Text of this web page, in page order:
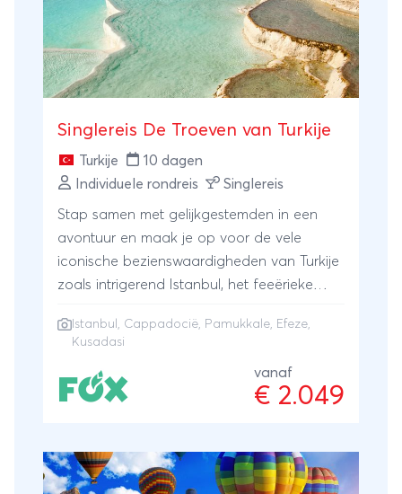
adembenemend mooi!
Singlereis De Troeven van Turkije
Turkije
10 dagen
Individuele rondreis
Singlereis
Stap samen met gelijkgestemden in een
avontuur en maak je op voor de vele
iconische bezienswaardigheden van Turkije
zoals intrigerend Istanbul, het feeërieke
Pamukkale, het antieke Efeze en de
een unieke mix van cultuur, avontuur en
ontspanning.
Istanbul , Cappadocië, Pamukkale, Efeze,
Kusadasi
vanaf
€ 2.049